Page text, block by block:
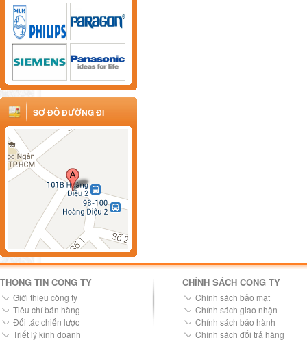
SƠ ĐỒ ĐƯỜNG ĐI
THÔNG TIN CÔNG TY
Giới thiệu công ty
Tiêu chí bán hàng
Đối tác chiến lược
Triết lý kinh doanh
CHÍNH SÁCH CÔNG TY
Chính sách bảo mật
Chính sách giao nhận
Chính sách bảo hành
Chính sách đổi trả hàng